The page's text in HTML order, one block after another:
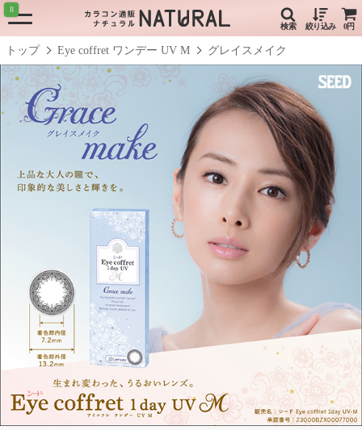
検索 絞り込み 0円
8
トップ Eye coffret ワンデー UV M グレイスメイク